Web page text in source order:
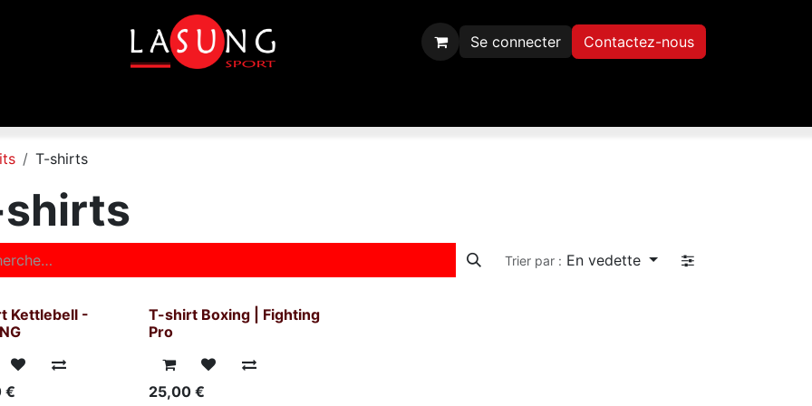
Se connecter Contactez-nous
T-shirts
Trier par : En vedette
Kettlebell -
€
T-shirt Boxing | Fighting
Pro
25,00 €